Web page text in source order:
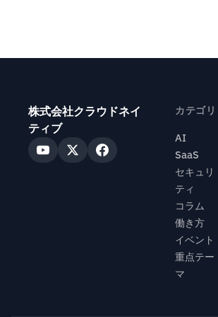
株式会社クラウドネイ
ティブ
カテゴリ
AI
SaaS
セキュリ
ティ
コラム
働き方
イベント
重点テー
マ